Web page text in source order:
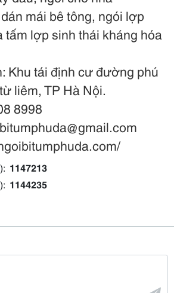
mái bê tông, ngói lợp
tấm lợp sinh thái kháng hóa
Khu tái định cư đường phú
liêm, TP Hà Nội.
8998
1147213
1144235